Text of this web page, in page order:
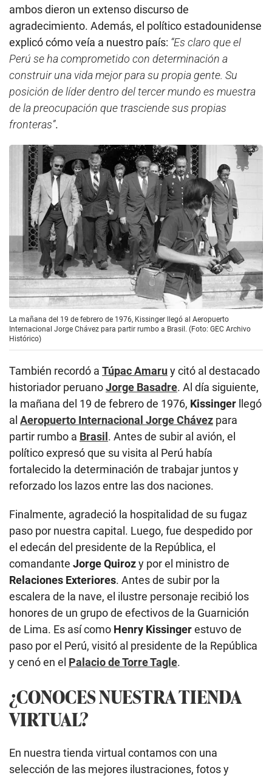
ambos dieron un extenso discurso de
agradecimiento. Además, el político estadounidense
explicó cómo veía a nuestro país: “Es claro que el
Perú se ha comprometido con determinación a
construir una vida mejor para su propia gente. Su
posición de líder dentro del tercer mundo es muestra
de la preocupación que trasciende sus propias
fronteras”.
La mañana del 19 de febrero de 1976, Kissinger llegó al Aeropuerto
Internacional Jorge Chávez para partir rumbo a Brasil. (Foto: GEC Archivo
Histórico)
También recordó a Túpac Amaruy citó al destacado
historiador peruanoJorge Basadre. Al día siguiente,
la mañana del 19 de febrero de 1976, Kissinger llegó
al Aeropuerto Internacional Jorge Chávez para
partir rumbo a Brasil . Antes de subir al avión, el
político expresó que su visita al Perú había
fortalecido la determinación de trabajar juntos y
reforzado los lazos entre las dos naciones.
Finalmente, agradeció la hospitalidad de su fugaz
paso por nuestra capital. Luego, fue despedido por
el edecán del presidente de la República, el
comandante Jorge Quirozy por el ministro de
Relaciones Exteriores. Antes de subir por la
escalera de la nave, el ilustre personaje recibió los
honores de un grupo de efectivos de la Guarnición
de Lima. Es así como Henry Kissingerestuvo de
paso por el Perú, visitó al presidente de la República
y cenó en el Palacio de Torre Tagle.
¿CONOCES NUESTRA TIENDA
VIRTUAL?
En nuestra tienda virtual contamos con una
selección de las mejores ilustraciones, fotos y